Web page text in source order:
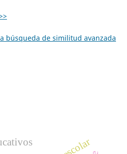
búsqueda de similitud avanzada